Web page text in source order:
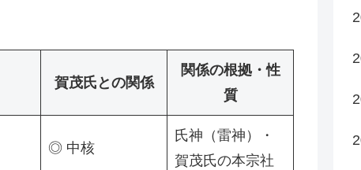
賀茂氏との関係
関係の根拠・性
質
◎ 中核
氏神（雷神）・
賀茂氏の本宗社